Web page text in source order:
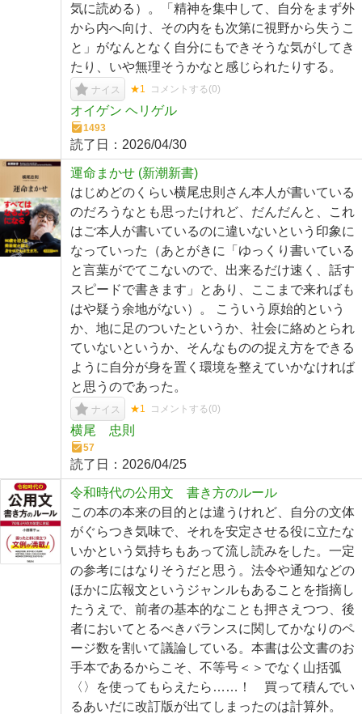
気に読める）。「精神を集中して、自分をまず外
から内へ向け、その内をも次第に視野から失うこ
と」がなんとなく自分にもできそうな気がしてき
たり、いや無理そうかなと感じられたりする。
ナイス ★1 コメントする(0)
オイゲン ヘリゲル
1493
読了日： 2026/04/30
運命まかせ (新潮新書)
はじめどのくらい横尾忠則さん本人が書いている
のだろうなとも思ったけれど、だんだんと、これ
はご本人が書いているのに違いないという印象に
なっていった（あとがきに「ゆっくり書いている
と言葉がでてこないので、出来るだけ速く、話す
スピードで書きます」とあり、ここまで来ればも
はや疑う余地がない）。 こういう原始的という
か、地に足のついたというか、社会に絡めとられ
ていないというか、そんなものの捉え方をできる
ように自分が身を置く環境を整えていかなければ
と思うのであった。
ナイス ★1 コメントする(0)
横尾 忠則
57
読了日： 2026/04/25
令和時代の公用文 書き方のルール
この本の本来の目的とは違うけれど、自分の文体
がぐらつき気味で、それを安定させる役に立たな
いかという気持ちもあって流し読みをした。一定
の参考にはなりそうだと思う。法令や通知などの
ほかに広報文というジャンルもあることを指摘し
たうえで、前者の基本的なことも押さえつつ、後
者においてとるべきバランスに関してかなりのペ
ージ数を割いて議論している。本書は公文書のお
手本であるからこそ、不等号＜＞でなく山括弧
〈〉を使ってもらえたら……！ 買って積んでい
るあいだに改訂版が出てしまったのは計算外。